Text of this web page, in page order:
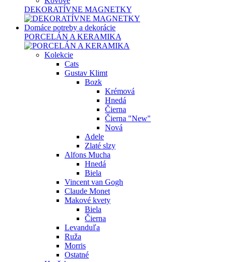
DEKORATÍVNE MAGNETKY
Domáce potreby a dekorácie
PORCELÁN A KERAMIKA
Kolekcie
Cats
Gustav Klimt
Bozk
Krémová
Hnedá
Čierna
Čierna "New"
Nová
Adele
Zlaté slzy
Alfons Mucha
Hnedá
Biela
Vincent van Gogh
Claude Monet
Makové kvety
Biela
Čierna
Levanduľa
Ruža
Morris
Ostatné